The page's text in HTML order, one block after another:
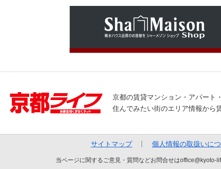
京都の賃貸マンション・アパート
住んでみたい街のエリア情報から
サイトマップ 個人情報の取扱いに
当ページに関するご意見・質問などお問合せは